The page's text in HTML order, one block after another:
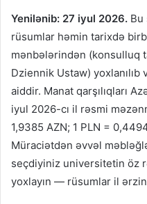
Yenilənib: 27 iyul 2026. Bu
rüsumlar həmin tarixdə
mənbələrindən (konsulluq
Dziennik Ustaw) yoxlanılıb
aiddir. Manat qarşılıqları
iyul 2026-cı il rəsmi
1,9385 AZN; 1 PLN =
Müraciətdən əvvəl
seçdiyiniz universitetin öz
yoxlayın — rüsumlar il